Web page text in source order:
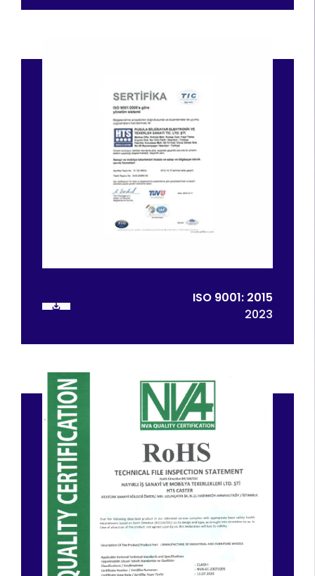
ISO 9001: 2015
2023